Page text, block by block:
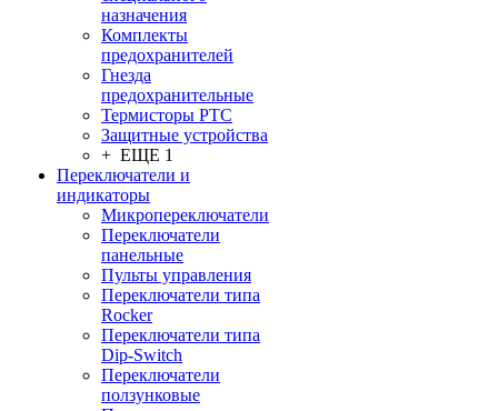
назначения
Комплекты
предохранителей
Гнезда
предохранительные
Термисторы PTC
Защитные устройства
+ ЕЩЕ 1
Переключатели и
индикаторы
Микропереключатели
Переключатели
панельные
Пульты управления
Переключатели типа
Rocker
Переключатели типа
Dip-Switch
Переключатели
ползунковые